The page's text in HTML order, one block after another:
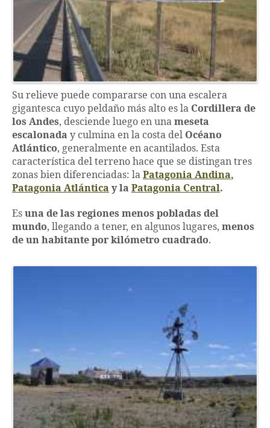
Su relieve puede compararse con una escalera
gigantesca cuyo peldaño más alto es la Cordillera de
los Andes, desciende luego en una meseta
escalonada y culmina en la costa del Océano
Atlántico, generalmente en acantilados. Esta
característica del terreno hace que se distingan tres
zonas bien diferenciadas: la Patagonia Andina,
Patagonia Atlántica y la Patagonia Central.
Es una de las regiones menos pobladas del
mundo, llegando a tener, en algunos lugares, menos
de un habitante por kilómetro cuadrado.